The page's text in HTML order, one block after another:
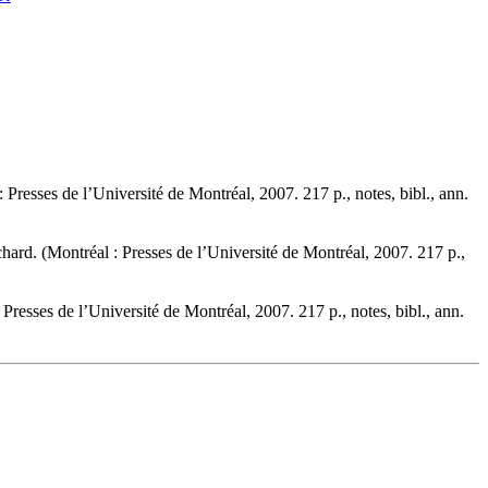
de l’Université de Montréal, 2007. 217 p., notes, bibl., ann.
(Montréal : Presses de l’Université de Montréal, 2007. 217 p.,
de l’Université de Montréal, 2007. 217 p., notes, bibl., ann.